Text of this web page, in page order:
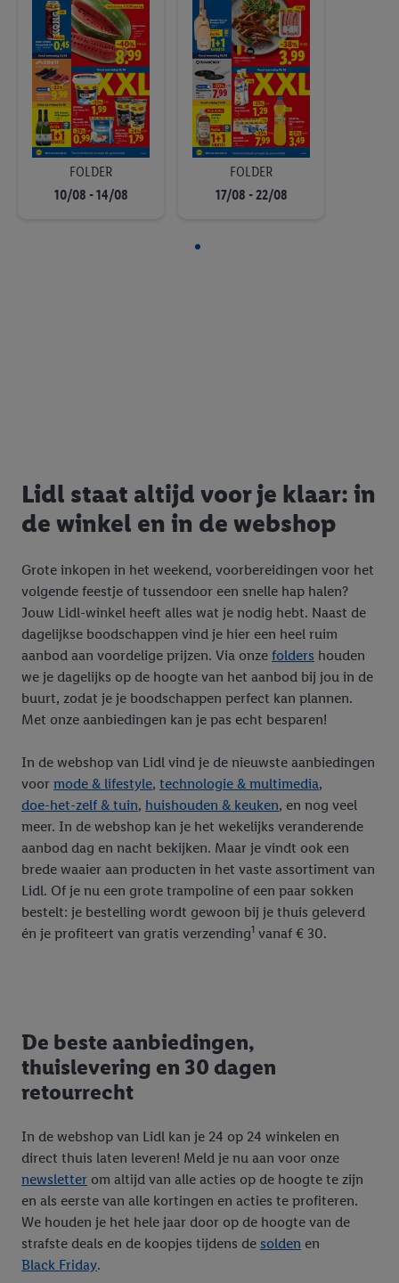
FOLDER
10/08 - 14/08
FOLDER
17/08 - 22/08
Lidl staat altijd voor je klaar: in
de winkel en in de webshop
Grote inkopen in het weekend, voorbereidingen voor het
volgende feestje of tussendoor een snelle hap halen?
Jouw Lidl-winkel heeft alles wat je nodig hebt. Naast de
dagelijkse boodschappen vind je hier een heel ruim
aanbod aan voordelige prijzen. Via onze folders houden
we je dagelijks op de hoogte van het aanbod bij jou in de
buurt, zodat je je boodschappen perfect kan plannen.
Met onze aanbiedingen kan je pas echt besparen!
In de webshop van Lidl vind je de nieuwste aanbiedingen
voor mode & lifestyle, technologie & multimedia,
doe-het-zelf & tuin, huishouden & keuken, en nog veel
meer. In de webshop kan je het wekelijks veranderende
aanbod dag en nacht bekijken. Maar je vindt ook een
brede waaier aan producten in het vaste assortiment van
Lidl. Of je nu een grote trampoline of een paar sokken
bestelt: je bestelling wordt gewoon bij je thuis geleverd
én je profiteert van gratis verzending1 vanaf € 30.
De beste aanbiedingen,
thuislevering en 30 dagen
retourrecht
In de webshop van Lidl kan je 24 op 24 winkelen en
direct thuis laten leveren! Meld je nu aan voor onze
newsletter om altijd van alle acties op de hoogte te zijn
en als eerste van alle kortingen en acties te profiteren.
We houden je het hele jaar door op de hoogte van de
strafste deals en de koopjes tijdens de solden en
Black Friday.